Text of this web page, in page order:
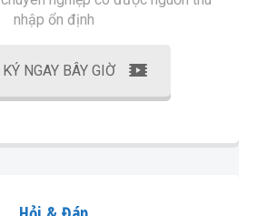
nhập ổn định
NGAY BÂY GIỜ